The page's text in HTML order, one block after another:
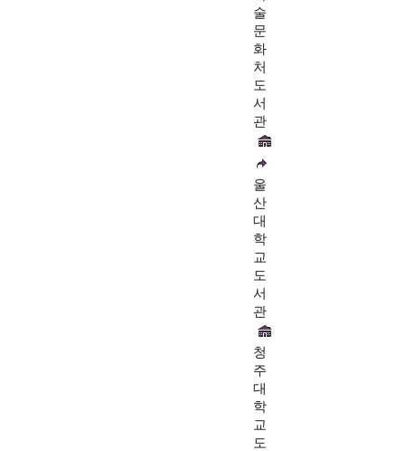
술
문
화
처
도
서
관
울
산
대
학
교
도
서
관
청
주
대
학
교
도